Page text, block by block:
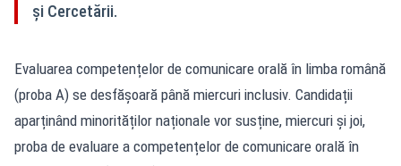
și Cercetării.
Evaluarea competențelor de comunicare orală în limba română
(proba A) se desfășoară până miercuri inclusiv. Candidații
aparținând minorităților naționale vor susține, miercuri și joi,
proba de evaluare a competențelor de comunicare orală în